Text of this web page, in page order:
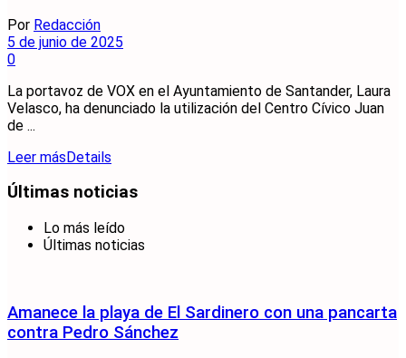
Por Redacción
5 de junio de 2025
0
La portavoz de VOX en el Ayuntamiento de Santander, Laura
Velasco, ha denunciado la utilización del Centro Cívico Juan
de ...
Leer másDetails
Últimas noticias
Lo más leído
Últimas noticias
Amanece la playa de El Sardinero con una pancarta
contra Pedro Sánchez